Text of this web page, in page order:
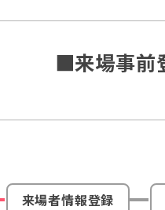
■来場事前
来場者情報登録